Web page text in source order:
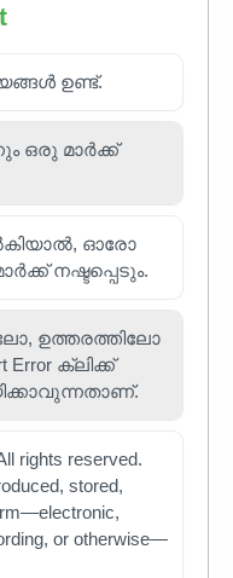
ഉണ്ട്.
ഒരു മാർക്ക്
ഓരോ
നഷ്ടപ്പെടും.
ഉത്തരത്തിലോ
ക്ലിക്ക്
rights reserved.
stored,
or otherwise—